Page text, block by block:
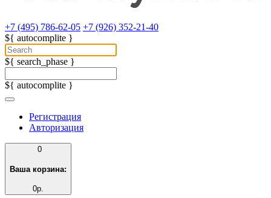
+7 (495) 786-62-05 +7 (926) 352-21-40
${ autocomplite }
${ search_phase }
${ autocomplite }
Регистрация
Авторизация
0
Ваша корзина:
0р.